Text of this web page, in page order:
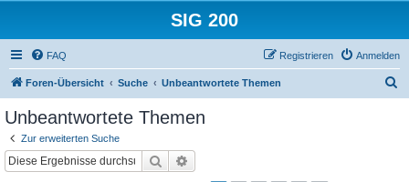
SIG 200
FAQ Anmelden
Registrieren
Foren-Übersicht Suche Unbeantwortete Themen
Unbeantwortete Themen
Zur erweiterten Suche
Suche